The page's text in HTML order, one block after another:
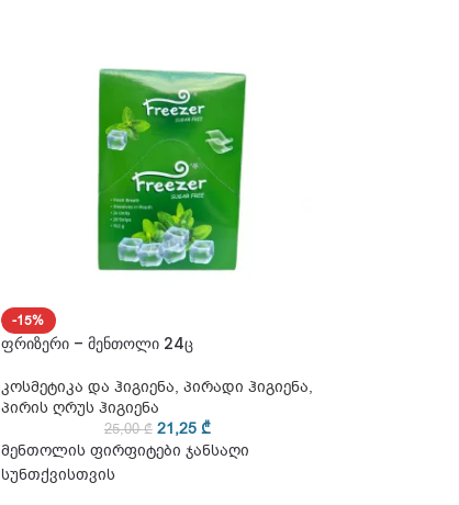
-15%
ფრიზერი – მენთოლი 24ც
კოსმეტიკა და ჰიგიენა, პირადი ჰიგიენა,
პირის ღრუს ჰიგიენა
25,00₾ 21,25 ₾
მენთოლის ფირფიტები ჯანსაღი
სუნთქვისთვის